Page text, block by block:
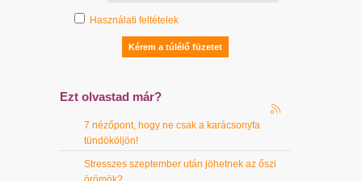
Használati feltételek
Ezt olvastad már?
7 nézőpont, hogy ne csak a karácsonyfa
tündököljön!
Stresszes szeptember után jöhetnek az őszi